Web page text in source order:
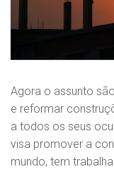
Agora o assunto
e reformar
a todos os seus
visa promover a
mundo, tem